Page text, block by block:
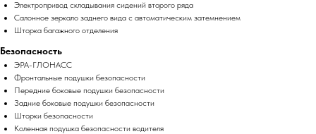
Электропривод складывания сидений второго ряда
Салонное зеркало заднего вида с автоматическим затемнением
Шторка багажного отделения
Безопасность
ЭРА-ГЛОНАСС
Фронтальные подушки безопасности
Передние боковые подушки безопасности
Задние боковые подушки безопасности
Шторки безопасности
Коленная подушка безопасности водителя